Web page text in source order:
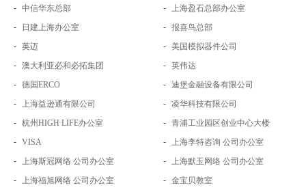
- 中信华东总部 - 上海盈石总部办公室
-
日建上海办公室 - 报喜鸟总部
- 英迈 - 美国模拟器件公司
- 澳大利亚必和必拓集团 - 英伟达
- 德国ERCO - 迪堡金融设备有限公司
- 上海益逊通有限公司 - 凌华科技有限公司
- 杭州HIGH LIFE办公室 - 青浦工业园区创业中心大楼
- VISA - 上海李特咨询 公司办公室
- 上海斯冠网络 公司办公室 - 上海默玉网络 公司办公室
- 上海福旭网络 公司办公室 - 金宝贝教室